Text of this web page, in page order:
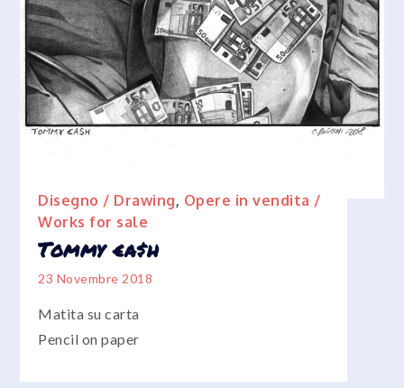
Disegno / Drawing, Opere in vendita /
Works for sale
Tommy €a$h
23 Novembre 2018
Matita su carta
Pencil on paper